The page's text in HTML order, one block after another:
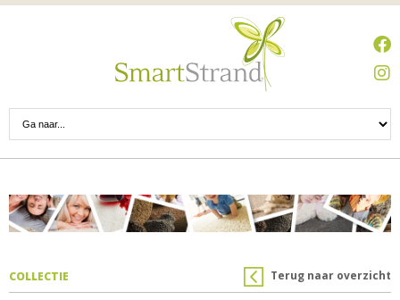
Terug naar overzicht
COLLECTIE